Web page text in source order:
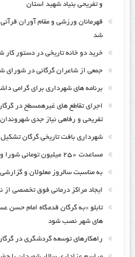
و تفریحی بنیاد شهید استان
قهرمانان ورزشی و مقام آوران
شد
خرید دو خانه تاریخی در دستور کار
جمعی از شاعران گرگانی در شورای
برنامه های شهرداری برای گرامی
اجرای تقاطع های غیرهمسطح در
تفریحی و رفاهی نیاز جدی شهروندان
شهرداری بافت تاریخی گرگان
مساعدت ۲۵۰ میلیون تومانی شورا و شهرداری به اماکن مذهبی
به مناسبت سالروز معلولان و
ایجاد مراکز درمانی فوق تخصصی از
تابلو «به گرگان قدمگاه امام
های شهر نصب شود
راهکارهای توسعه گردشگری در